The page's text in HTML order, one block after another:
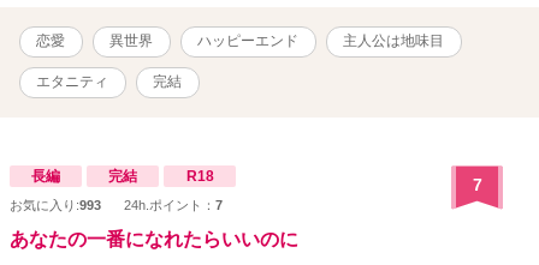
恋愛 異世界 ハッピーエンド 主人公は地味目
エタニティ 完結
長編 完結 R18
お気に入り:993 24h.ポイント： 7
7
あなたの一番になれたらいいのに